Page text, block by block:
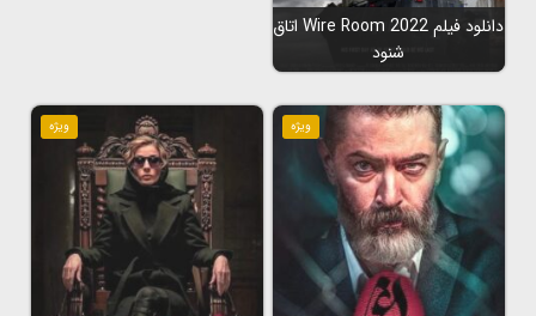
دانلود فیلم Wire Room 2022 اتاق
شنود
ویژه ویژه